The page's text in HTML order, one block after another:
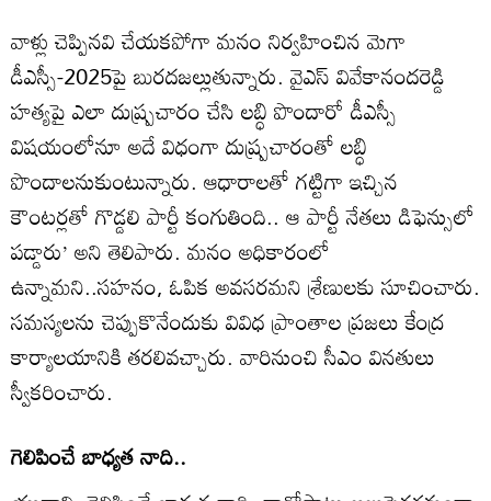
వాళ్లు చెప్పినవి చేయకపోగా మనం నిర్వహించిన మెగా
డీఎస్సీ-2025పై బురదజల్లుతున్నారు. వైఎస్‌ వివేకానందరెడ్డి
హత్యపై ఎలా దుష్ప్రచారం చేసి లబ్ధి పొందారో డీఎస్సీ
విషయంలోనూ అదే విధంగా దుష్ప్రచారంతో లబ్ధి
పొందాలనుకుంటున్నారు. ఆధారాలతో గట్టిగా ఇచ్చిన
కౌంటర్లతో గొడ్డలి పార్టీ కంగుతింది.. ఆ పార్టీ నేతలు డిఫెన్సులో
పడ్డారు’ అని తెలిపారు. మనం అధికారంలో
ఉన్నామని..సహనం, ఓపిక అవసరమని శ్రేణులకు సూచించారు.
సమస్యలను చెప్పుకొనేందుకు వివిధ ప్రాంతాల ప్రజలు కేంద్ర
కార్యాలయానికి తరలివచ్చారు. వారినుంచి సీఎం వినతులు
స్వీకరించారు.
గెలిపించే బాధ్యత నాది..